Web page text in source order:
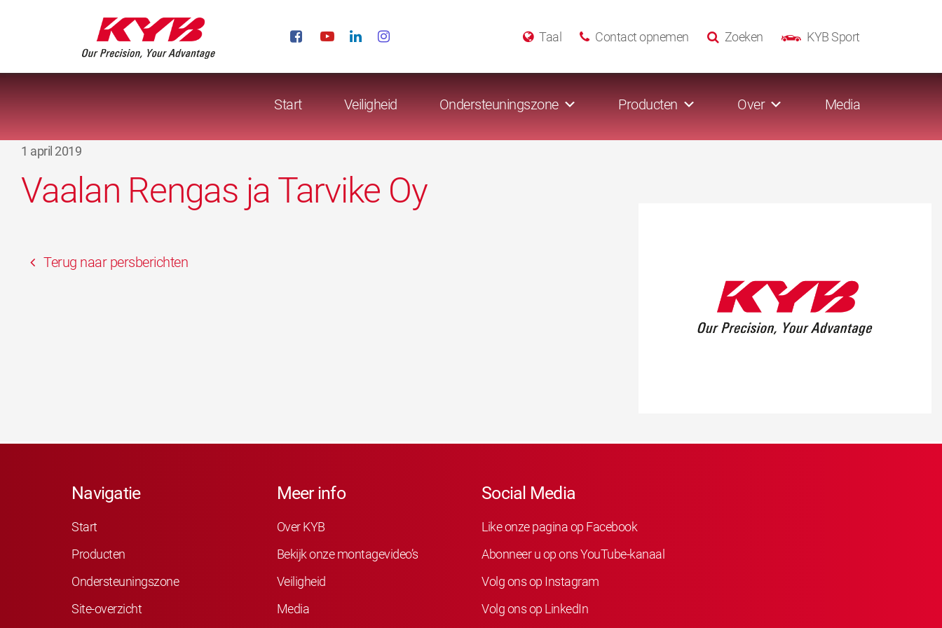
KYB Sport
Zoeken
Contact opnemen
Taal
Start Veiligheid Ondersteuningszone Producten Over Media
1 april 2019
Vaalan Rengas ja Tarvike Oy
Terug naar persberichten
Navigatie
Start
Producten
Ondersteuningszone
Site-overzicht
Meer info
Over KYB
Bekijk onze montagevideo’s
Veiligheid
Media
Social Media
Like onze pagina op Facebook
Abonneer u op ons YouTube-kanaal
Volg ons op Instagram
Volg ons op LinkedIn